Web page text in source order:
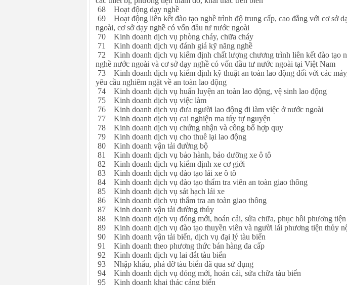
68 Hoạt động dạy nghề
69 Hoạt động liên kết đào tạo nghề trình độ trung cấp, cao đẳng với cơ sở
ngoài, cơ sở dạy nghề có vốn đầu tư nước ngoài
70 Kinh doanh dịch vụ phòng cháy, chữa cháy
71 Kinh doanh dịch vụ đánh giá kỹ năng nghề
72 Kinh doanh dịch vụ kiểm định chất lượng chương trình liên kết đào tạo
nghề nước ngoài và cơ sở dạy nghề có vốn đầu tư nước ngoài tại Việt Nam
73 Kinh doanh dịch vụ kiểm định kỹ thuật an toàn lao động đối với các
yêu cầu nghiêm ngặt về an toàn lao động
74 Kinh doanh dịch vụ huấn luyện an toàn lao động, vệ sinh lao động
75 Kinh doanh dịch vụ việc làm
76 Kinh doanh dịch vụ đưa người lao động đi làm việc ở nước ngoài
77 Kinh doanh dịch vụ cai nghiện ma túy tự nguyện
78 Kinh doanh dịch vụ chứng nhận và công bố hợp quy
79 Kinh doanh dịch vụ cho thuê lại lao động
80 Kinh doanh vận tải đường bộ
81 Kinh doanh dịch vụ bảo hành, bảo dưỡng xe ô tô
82 Kinh doanh dịch vụ kiểm định xe cơ giới
83 Kinh doanh dịch vụ đào tạo lái xe ô tô
84 Kinh doanh dịch vụ đào tạo thẩm tra viên an toàn giao thông
85 Kinh doanh dịch vụ sát hạch lái xe
86 Kinh doanh dịch vụ thẩm tra an toàn giao thông
87 Kinh doanh vận tải đường thủy
88 Kinh doanh dịch vụ đóng mới, hoán cải, sửa chữa, phục hồi phương
89 Kinh doanh dịch vụ đào tạo thuyền viên và người lái phương tiện thủy
90 Kinh doanh vận tải biển, dịch vụ đại lý tàu biển
91 Kinh doanh theo phương thức bán hàng đa cấp
92 Kinh doanh dịch vụ lai dắt tàu biển
93 Nhập khẩu, phá dỡ tàu biển đã qua sử dụng
94 Kinh doanh dịch vụ đóng mới, hoán cải, sửa chữa tàu biển
95 Kinh doanh khai thác cảng biển